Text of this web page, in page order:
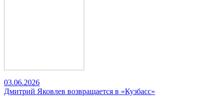
03.06.2026
Дмитрий Яковлев возвращается в «Кузбасс»